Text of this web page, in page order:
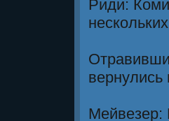
Риди:
вернулись
Мейвезер: